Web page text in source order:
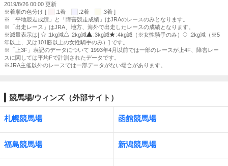
2019/8/26 00:00 更新
※着順の色分け [
:1着 :2着
:3着 ]
※「平地競走成績」と「障害競走成績」はJRAのレースのみとなります。
※「出走レース」はJRA、地方、海外で出走したレースの成績となります。
※減量表示は[
:1kg減 :2kg減 :3kg減 :4kg減（※女性騎手のみ）
:2kg減（※5
年以上、又は101勝以上の女性騎手のみ）] です。
※「上3F」表記のデータについて 1993年4月以前では一部のレースが上4F、障害レー
スに関しては平均Fで計測されたデータです。
※JRA主催以外のレースでは一部データがない場合があります。
競馬場/ウィンズ（外部サイト）
札幌競馬場 函館競馬場
福島競馬場 新潟競馬場